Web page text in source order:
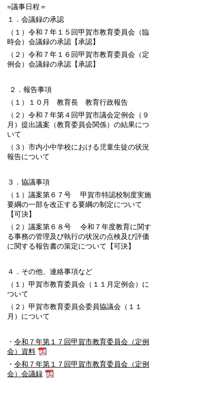
=議事日程＝
１．会議録の承認
（１）令和７年１５回甲賀市教育委員会（臨
時会）会議録の承認【承認】
（２）令和７年１６回甲賀市教育委員会（定
例会）会議録の承認【承認】
２．報告事項
（１）１０月 教育長 教育行政報告
（２）令和７年第４回甲賀市議会定例会（９
月）提出議案（教育委員会関係）の結果につ
いて
（３）市内小中学校における児童生徒の状況
報告について
３．協議事項
（１）議案第６７号 甲賀市特認校制度実施
要綱の一部を改正する要綱の制定について
【可決】
（２）議案第６８号 令和７年度教育に関す
る事務の管理及び執行の状況の点検及び評価
に関する報告書の策定について【可決】
４．その他、連絡事項など
（１）甲賀市教育委員会（１１月定例会）に
ついて
（２）甲賀市教育委員会委員協議会（１１
月）について
・ 令和７年第１７回甲賀市教育委員会（定例
会）資料
・ 令和７年第１７回甲賀市教育委員会（定例
会）会議録